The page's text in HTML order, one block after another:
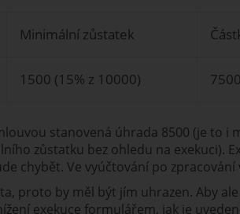
Minimální zůstatek
1500 (15% z 10000) 7500
stanovená úhrada 8500 (je to i
zůstatku bez ohledu na exekuci).
chybět. Ve vyúčtování po
proto by měl být jím uhrazen. Aby
exekuce formulářem, jak je